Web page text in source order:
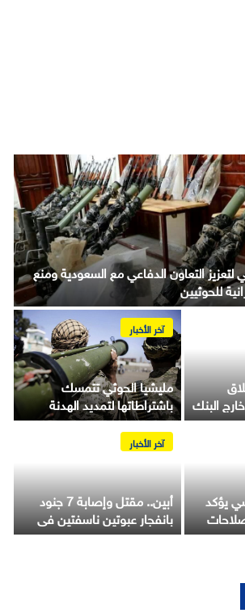
التعاون الدفاعي مع السعودية ومنع
للحوثيين
البنك
آخر الأخبار
مليشيا الحوثي تتمسك
باشتراطاتها لتمديد الهدنة
المنتهية وتتوعد بالتصعيد
العسكري
يؤكد
آخر الأخبار
أبين.. مقتل وإصابة 7 جنود
بانفجار عبوتين ناسفتين في
مديرية المحفد